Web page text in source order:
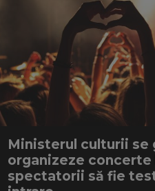
Ministerul culturii se
organizeze concerte
spectatorii să fie